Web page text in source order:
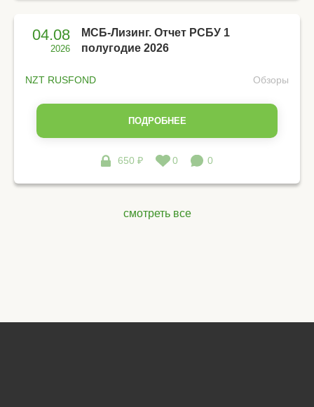
04.08
2026
МСБ-Лизинг. Отчет РСБУ 1
полугодие 2026
NZT RUSFOND Обзоры
ПОДРОБНЕЕ
650 ₽ 0 0
смотреть все